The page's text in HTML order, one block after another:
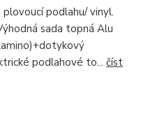
podlahu/ vinyl.
sada topná Alu
podlahové to... číst